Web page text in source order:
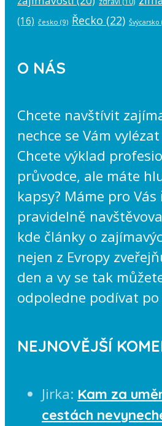
(16) česko (9) Řecko (22) Švýcarsko
O NÁS
Chcete navštívit
nechce se Vám
Chcete výklad
průvodce, ale máte
kapsy? Máme pro
pravidelně
kde články o
nejen z Evropy
den a vy se tak
odpoledne podívat po
NEJNOVĚJŠÍ
Jirka: Kam za
cestách